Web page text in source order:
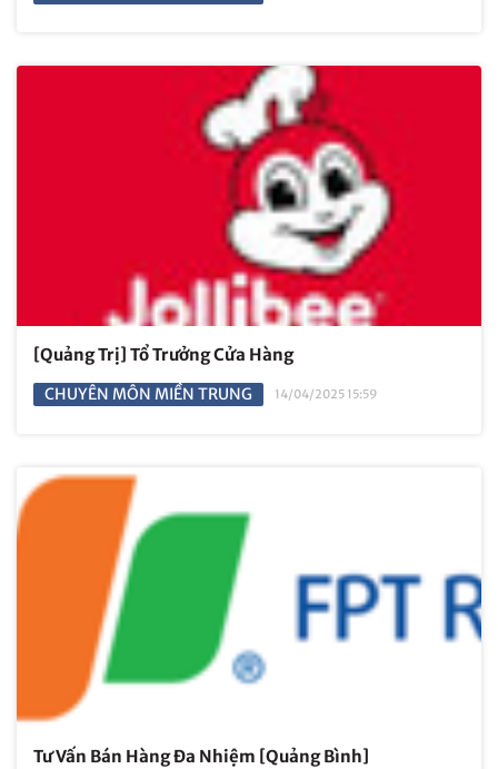
[Quảng Trị] Tổ Trưởng Cửa Hàng
CHUYÊN MÔN MIỀN TRUNG 14/04/2025 15:59
Tư Vấn Bán Hàng Đa Nhiệm [Quảng Bình]